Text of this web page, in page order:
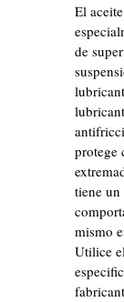
El
de
protege
tiene
mismo
Utilice
Lower
No
Volume
1 L
Ficha